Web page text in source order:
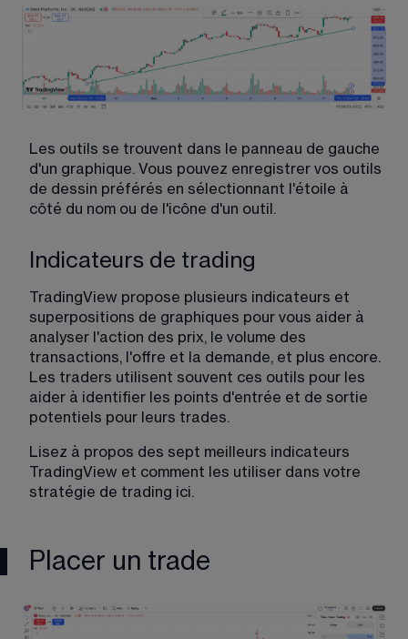
Les outils se trouvent dans le panneau de gauche
d'un graphique. Vous pouvez enregistrer vos outils
de dessin préférés en sélectionnant l'étoile à
côté du nom ou de l'icône d'un outil.
Indicateurs de trading
TradingView propose plusieurs indicateurs et
superpositions de graphiques pour vous aider à
analyser l'action des prix, le volume des
transactions, l'offre et la demande, et plus encore.
Les traders utilisent souvent ces outils pour les
aider à identifier les points d'entrée et de sortie
potentiels pour leurs trades.
Lisez à propos des sept meilleurs indicateurs
TradingView et comment les utiliser dans votre
stratégie de trading ici.
Placer un trade